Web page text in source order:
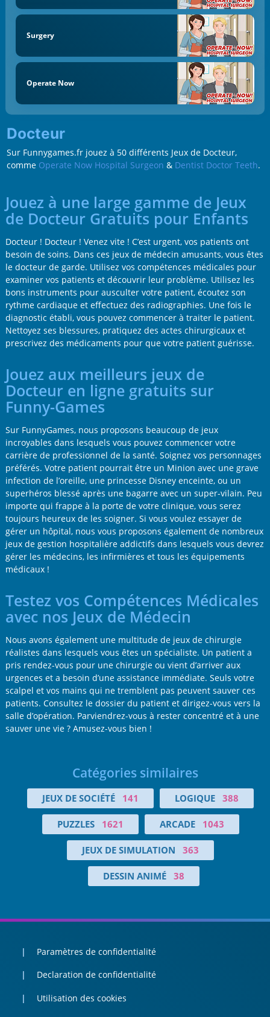
Surgery
Operate Now
Docteur
Sur Funnygames.fr jouez à 50 différents Jeux de Docteur,
comme Operate Now Hospital Surgeon & Dentist Doctor Teeth.
Jouez à une large gamme de Jeux
de Docteur Gratuits pour Enfants
Docteur ! Docteur ! Venez vite ! C’est urgent, vos patients ont
besoin de soins. Dans ces jeux de médecin amusants, vous êtes
le docteur de garde. Utilisez vos compétences médicales pour
examiner vos patients et découvrir leur problème. Utilisez les
bons instruments pour ausculter votre patient, écoutez son
rythme cardiaque et effectuez des radiographies. Une fois le
diagnostic établi, vous pouvez commencer à traiter le patient.
Nettoyez ses blessures, pratiquez des actes chirurgicaux et
prescrivez des médicaments pour que votre patient guérisse.
Jouez aux meilleurs jeux de
Docteur en ligne gratuits sur
Funny-Games
Sur FunnyGames, nous proposons beaucoup de jeux
incroyables dans lesquels vous pouvez commencer votre
carrière de professionnel de la santé. Soignez vos personnages
préférés. Votre patient pourrait être un Minion avec une grave
infection de l’oreille, une princesse Disney enceinte, ou un
superhéros blessé après une bagarre avec un super-vilain. Peu
importe qui frappe à la porte de votre clinique, vous serez
toujours heureux de les soigner. Si vous voulez essayer de
gérer un hôpital, nous vous proposons également de nombreux
jeux de gestion hospitalière addictifs dans lesquels vous devrez
gérer les médecins, les infirmières et tous les équipements
médicaux !
Testez vos Compétences Médicales
avec nos Jeux de Médecin
Nous avons également une multitude de jeux de chirurgie
réalistes dans lesquels vous êtes un spécialiste. Un patient a
pris rendez-vous pour une chirurgie ou vient d’arriver aux
urgences et a besoin d’une assistance immédiate. Seuls votre
scalpel et vos mains qui ne tremblent pas peuvent sauver ces
patients. Consultez le dossier du patient et dirigez-vous vers la
salle d’opération. Parviendrez-vous à rester concentré et à une
sauver une vie ? Amusez-vous bien !
Catégories similaires
JEUX DE SOCIÉTÉ 141 LOGIQUE 388
PUZZLES 1621 ARCADE 1043
JEUX DE SIMULATION 363
DESSIN ANIMÉ 38
Paramètres de confidentialité
Declaration de confidentialité
Utilisation des cookies